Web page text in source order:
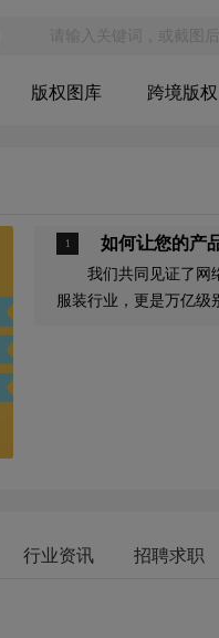
版权图库 跨境版权
如何让您的产
我们共同见证了网络
服装行业，更是万亿
行业资讯 招聘求职